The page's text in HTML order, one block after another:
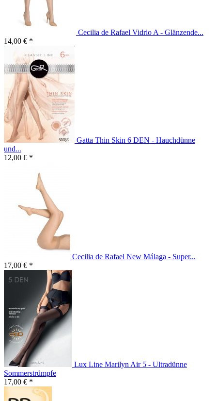
Cecilia de Rafael Vidrio A - Glänzende...
14,00 € *
Gatta Thin Skin 6 DEN - Hauchdünne
und...
12,00 € *
Cecilia de Rafael New Málaga - Super...
17,00 € *
Lux Line Marilyn Air 5 - Ultradünne
Sommerstrümpfe
17,00 € *